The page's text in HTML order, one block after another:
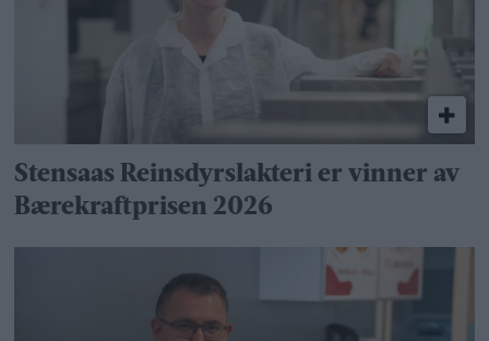
Stensaas Reinsdyrslakteri er vinner av
Bærekraftprisen 2026